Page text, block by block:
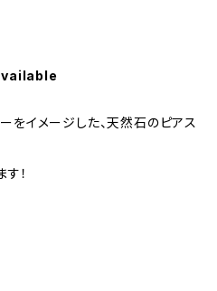
をイメージした、天然石のピアス
！